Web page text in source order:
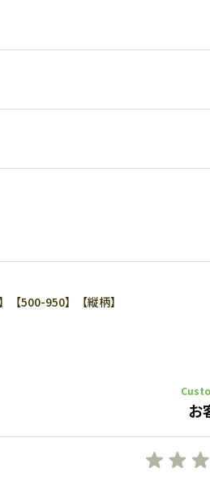
【500-950】【縦柄】
お